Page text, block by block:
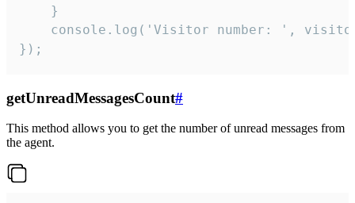
    }
console.log('Visitor number: ',
});
getUnreadMessagesCount#
This method allows you to get the number of unread messages from
the agent.